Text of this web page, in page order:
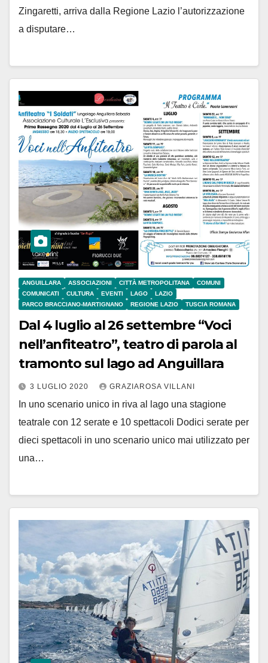
Zingaretti, arriva dalla Regione Lazio l’autorizzazione
a disputare…
ANGUILLARA ASSOCIAZIONI CITTÀ METROPOLITANA
COMUNI
COMUNICATI
CULTURA EVENTI LAGO
LAZIO
PARCO BRACCIANO-MARTIGNANO
REGIONE LAZIO TUSCIA ROMANA
Dal 4 luglio al 26 settembre “Voci
nell’anfiteatro”, teatro di parola al
tramonto sul lago ad Anguillara
3 LUGLIO 2020 GRAZIAROSA VILLANI
In uno scenario unico in riva al lago una stagione
teatrale con 12 serate e 10 spettacoli Dodici serate per
dieci spettacoli in uno scenario unico mai utilizzato per
una…